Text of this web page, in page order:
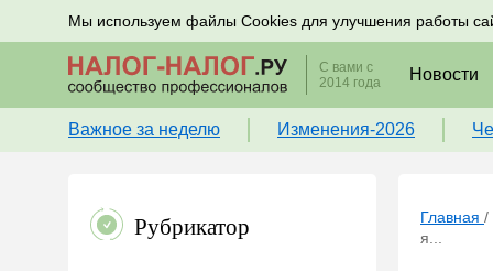
Мы используем файлы Cookies для улучшения работы
Подписывайтесь на новости по налогам, учету и
С вами с
2014 года
Новости
Важное за неделю Изменения-2026
Рубрикатор Главная /
я...